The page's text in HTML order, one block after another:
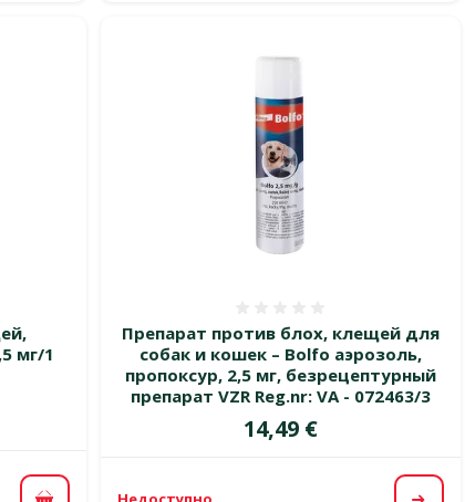
мг/1
Препарат против блох, клещей для
собак и кошек – Bolfo аэрозоль,
пропоксур, 2,5 мг, безрецептурный
препарат VZR Reg.nr: VA - 072463/3
Цена
14,49 €